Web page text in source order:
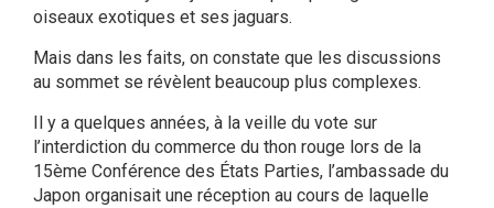
oiseaux exotiques et ses jaguars.
Mais dans les faits, on constate que les discussions
au sommet se révèlent beaucoup plus complexes.
Il y a quelques années, à la veille du vote sur
l’interdiction du commerce du thon rouge lors de la
15ème Conférence des États Parties, l’ambassade du
Japon organisait une réception au cours de laquelle